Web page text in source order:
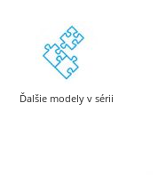
Ďalšie modely v sérii